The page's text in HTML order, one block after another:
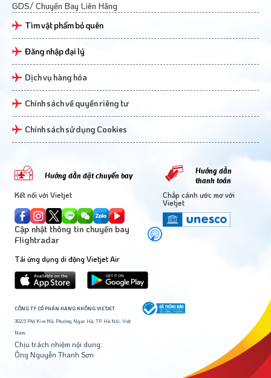
GDS/ Chuyến Bay Liên Hãng
Tìm vật phẩm bỏ quên
Đăng nhập đại lý
Dịch vụ hàng hóa
Chính sách về quyền riêng tư
Chính sách sử dụng Cookies
Hướng dẫn đặt chuyến bay
Hướng dẫn
thanh toán
Kết nối với Vietjet
Cập nhật thông tin chuyến bay
Flightradar
Chắp cánh ước mơ với
Vietjet
Tải ứng dụng di động Vietjet Air
CÔNG TY CỔ PHẦN HÀNG KHÔNG VIETJET
302/3 Phố Kim Mã, Phường Ngọc Hà, TP. Hà Nội, Việt
Nam.
Chịu trách nhiệm nội dung:
Ông Nguyễn Thanh Sơn